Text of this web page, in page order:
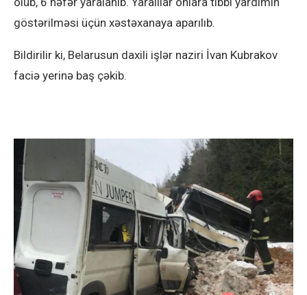
göstərilməsi üçün xəstəxanaya aparılıb.
Bildirilir ki, Belarusun daxili işlər naziri İvan Kubrakov
faciə yerinə baş çəkib.